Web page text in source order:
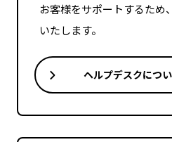
お客様をサポートするため
いたします。
ヘルプデスクにつ